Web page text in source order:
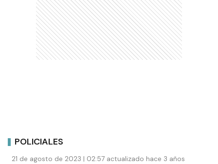
POLICIALES
21 de agosto de 2023 | 02:57 actualizado hace 3 años